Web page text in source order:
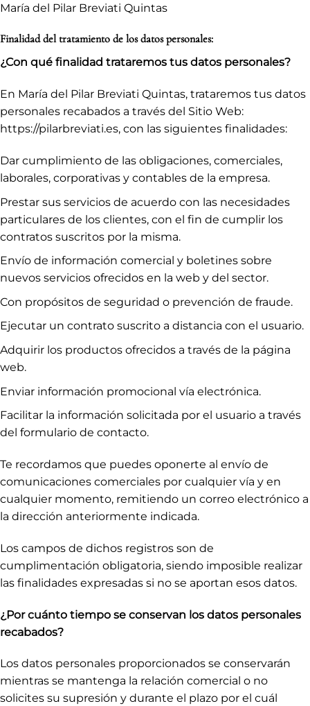
María del Pilar Breviati Quintas
Finalidad del tratamiento de los datos personales:
¿Con qué finalidad trataremos tus datos personales?
En María del Pilar Breviati Quintas, trataremos tus datos
personales recabados a través del Sitio Web:
https://pilarbreviati.es, con las siguientes finalidades:
Dar cumplimiento de las obligaciones, comerciales,
laborales, corporativas y contables de la empresa.
Prestar sus servicios de acuerdo con las necesidades
particulares de los clientes, con el fin de cumplir los
contratos suscritos por la misma.
Envío de información comercial y boletines sobre
nuevos servicios ofrecidos en la web y del sector.
Con propósitos de seguridad o prevención de fraude.
Ejecutar un contrato suscrito a distancia con el usuario.
Adquirir los productos ofrecidos a través de la página
web.
Enviar información promocional vía electrónica.
Facilitar la información solicitada por el usuario a través
del formulario de contacto.
Te recordamos que puedes oponerte al envío de
comunicaciones comerciales por cualquier vía y en
cualquier momento, remitiendo un correo electrónico a
la dirección anteriormente indicada.
Los campos de dichos registros son de
cumplimentación obligatoria, siendo imposible realizar
las finalidades expresadas si no se aportan esos datos.
¿Por cuánto tiempo se conservan los datos personales
recabados?
Los datos personales proporcionados se conservarán
mientras se mantenga la relación comercial o no
solicites su supresión y durante el plazo por el cuál